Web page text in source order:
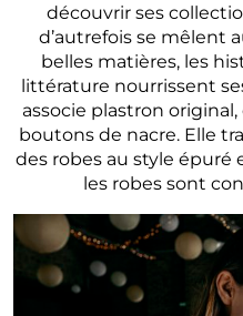
découvrir ses
d’autrefois se mêlent
belles matières, les
littérature nourrissent
associe plastron
boutons de nacre. Elle
des robes au style épuré
les robes sont